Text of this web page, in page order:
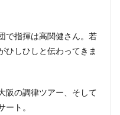
で指揮は高関健さん。若
ひしひしと伝わってきま
の調律ツアー、そして
ト。